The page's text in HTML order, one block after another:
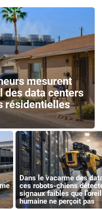
mesurent
des data centers
résidentielles
Dans le vacarme des
ces robots-chiens
signaux faibles que
humaine ne perçoit pas